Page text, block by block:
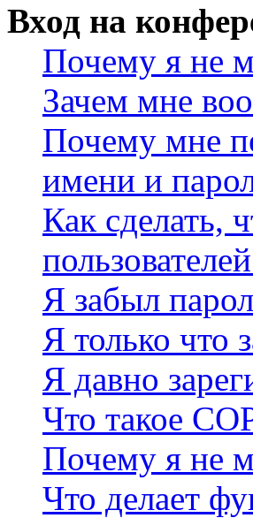
Вход на
Почему я не
Зачем мне
Почему мне
имени и
Как сделать,
Я забыл
Я только что
Я давно
Что такое
Почему я не
Что делает